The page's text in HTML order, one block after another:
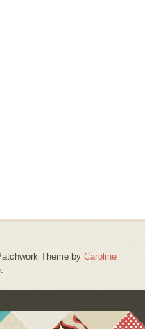
Theme byCaroline